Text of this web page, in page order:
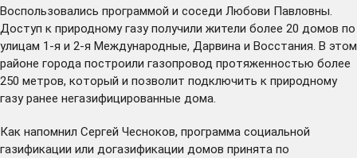
Воспользовались программой и соседи Любови Павловны.
Доступ к природному газу получили жители более 20 домов по
улицам 1-я и 2-я Международные, Дарвина и Восстания. В этом
районе города построили газопровод протяженностью более
250 метров, который и позволит подключить к природному
газу ранее негазифицированные дома.
Как напомнил Сергей Чесноков, программа социальной
газификации или догазификации домов принята по